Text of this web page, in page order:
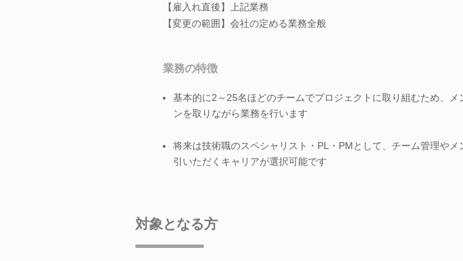
【雇入れ直後】上記業務
【変更の範囲】会社の定める業務全般
業務の特徴
基本的に2～25名ほどのチームでプロジェクトに取り組むため、メ
ンを取りながら業務を行います
将来は技術職のスペシャリスト・PL・PMとして、チーム管理やメ
引いただくキャリアが選択可能です
対象となる方